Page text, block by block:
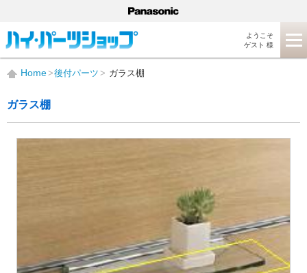
ようこそ
ゲスト 様
Home 後付パーツ ガラス棚
ガラス棚